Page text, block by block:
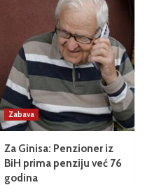
Zabava
Za Ginisa: Penzioner iz
BiH prima penziju već 76
godina